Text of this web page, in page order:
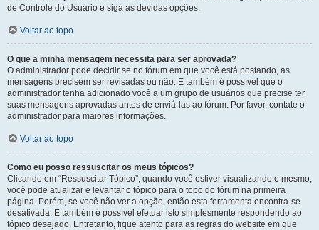
de Controle do Usuário e siga as devidas opções.
Voltar ao topo
O que a minha mensagem necessita para ser aprovada?
O administrador pode decidir se no fórum em que você está postando, as
mensagens precisem ser revisadas ou não. E também é possível que o
administrador tenha adicionado você a um grupo de usuários que precise ter
suas mensagens aprovadas antes de enviá-las ao fórum. Por favor, contate o
administrador para maiores informações.
Voltar ao topo
Como eu posso ressuscitar os meus tópicos?
Clicando em “Ressuscitar Tópico”, quando você estiver visualizando o mesmo,
você pode atualizar e levantar o tópico para o topo do fórum na primeira
página. Porém, se você não ver a opção, então esta ferramenta encontra-se
desativada. E também é possível efetuar isto simplesmente respondendo ao
tópico desejado. Entretanto, fique atento para as regras do website em que